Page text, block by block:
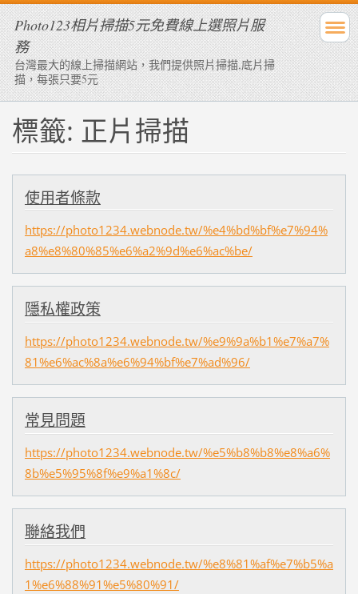
Photo123相片掃描5元免費線上選照片服
務
台灣最大的線上掃描網站，我們提供照片掃描,底片掃
描，每張只要5元
標籤: 正片掃描
使用者條款
https://photo1234.webnode.tw/%e4%bd%bf%e7%94%
a8%e8%80%85%e6%a2%9d%e6%ac%be/
隱私權政策
https://photo1234.webnode.tw/%e9%9a%b1%e7%a7%
81%e6%ac%8a%e6%94%bf%e7%ad%96/
常見問題
https://photo1234.webnode.tw/%e5%b8%b8%e8%a6%
8b%e5%95%8f%e9%a1%8c/
聯絡我們
https://photo1234.webnode.tw/%e8%81%af%e7%b5%a
1%e6%88%91%e5%80%91/